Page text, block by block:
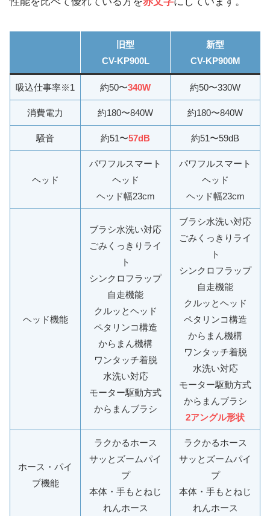
旧型
CV-KP900L
新型
CV-KP900M
吸込仕事率※1 約50〜340W 約50〜330W
消費電力 約180〜840W 約180〜840W
騒音 約51〜57dB 約51〜59dB
ヘッド
パワフルスマート
ヘッド
ヘッド幅23cm
パワフルスマート
ヘッド
ヘッド幅23cm
ヘッド機能
ブラシ水洗い対応
ごみくっきりライ
ト
シンクロフラップ
自走機能
クルッとヘッド
ペタリンコ構造
からまん機構
ワンタッチ着脱
水洗い対応
モーター駆動方式
からまんブラシ
ブラシ水洗い対応
ごみくっきりライ
ト
シンクロフラップ
自走機能
クルッとヘッド
ペタリンコ構造
からまん機構
ワンタッチ着脱
水洗い対応
モーター駆動方式
からまんブラシ
2アングル形状
ホース・パイ
プ機能
ラクかるホース
サッとズームパイ
プ
本体・手もとねじ
れんホース
ラクかるホース
サッとズームパイ
プ
本体・手もとねじ
れんホース